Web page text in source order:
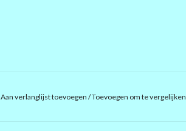
Aan verlanglijst toevoegen /Toevoegen om te vergelijken